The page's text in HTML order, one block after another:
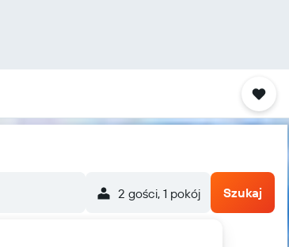
2 gości, 1 pokój Szukaj